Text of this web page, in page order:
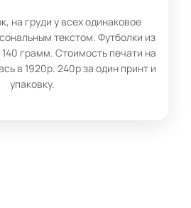
на груди у всех одинаковое
текстом. Футболки из
грамм. Стоимость печати на
в 1920р. 240р за один принт и
упаковку.